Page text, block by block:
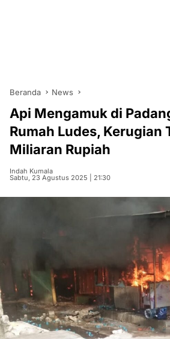
Beranda News
Api Mengamuk di
Rumah Ludes, Kerugian
Miliaran Rupiah
Indah Kumala
Sabtu, 23 Agustus 2025 | 21:30